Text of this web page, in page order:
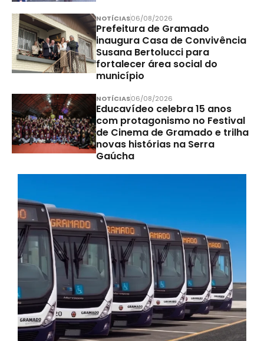
NOTÍCIAS06/08/2026
Prefeitura de Gramado
inaugura Casa de Convivência
Susana Bertolucci para
fortalecer área social do
município
NOTÍCIAS06/08/2026
Educavídeo celebra 15 anos
com protagonismo no Festival
de Cinema de Gramado e trilha
novas histórias na Serra
Gaúcha